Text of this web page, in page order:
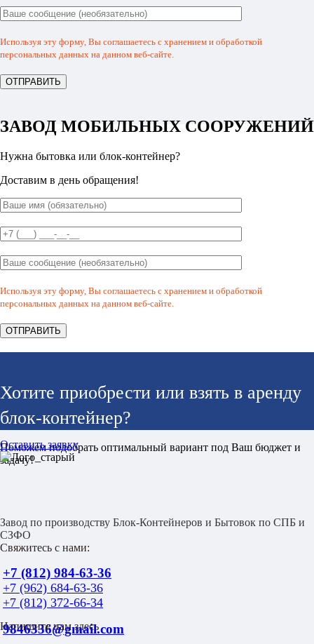
Используя эту форму, Вы соглашаетесь с хранением и обработкой
персональных данных на данном веб-сайте.
ЗАВОД МОБИЛЬНЫХ СООРУЖЕНИЙ
Нужна бытовка или блок-контейнер?
Доставим в день обращения!
Используя эту форму, Вы соглашаетесь с хранением и обработкой
персональных данных на данном веб-сайте.
Хотите приобрести или взять в аренду
блок-контейнер?
Поможем подобрать оптимальный вариант под Ваш бюджет и
задачу!
Оставить заявку
Завод по производству Блок-Контейнеров и Бытовок по СПБ и
СЗФО
Свяжитесь с нами:
+7 (812) 984-63-36
+7 (962) 684-63-36
+7 (812) 372-66-34
9846336@gmail.com
Напишите нам здесь